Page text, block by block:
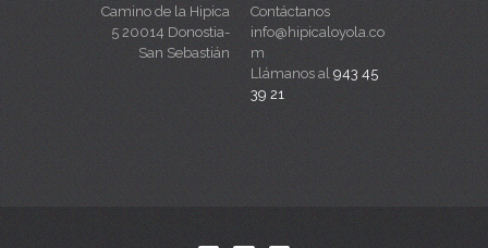
Camino de la Hipica
5 20014 Donostia-
San Sebastián
Contáctanos
info@hipicaloyola.co
m
Llámanos al 943 45
39 21